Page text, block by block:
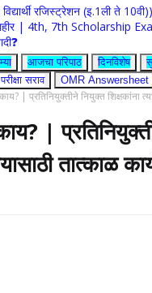
रजिस्ट्रेशन (इ.1ली ते 10वी))
जाहीर | 4th, 7th Scholarship
आजचा परिपाठ दिनविशेष
सराव OMR Answersheet
| प्रतिनियुक्तीने नियुक्त शिक्षकांना
|
तात्काळ